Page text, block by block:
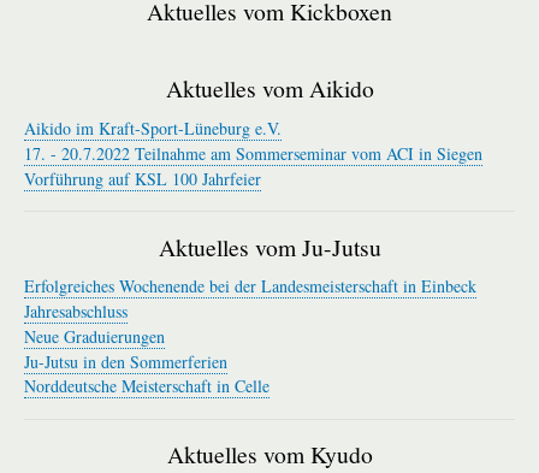
Aktuelles vom Kickboxen
Aktuelles vom Aikido
Aikido im Kraft-Sport-Lüneburg e.V.
17. - 20.7.2022 Teilnahme am Sommerseminar vom ACI in Siegen
Vorführung auf KSL 100 Jahrfeier
Aktuelles vom Ju-Jutsu
Erfolgreiches Wochenende bei der Landesmeisterschaft in Einbeck
Jahresabschluss
Neue Graduierungen
Ju-Jutsu in den Sommerferien
Norddeutsche Meisterschaft in Celle
Aktuelles vom Kyudo